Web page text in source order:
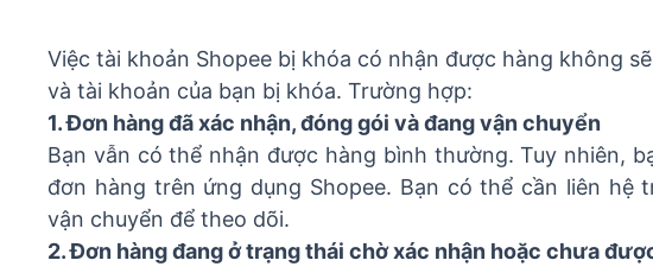
Việc tài khoản Shopee bị khóa có nhận được hàng không
và tài khoản của bạn bị khóa. Trường hợp:
1. Đơn hàng đã xác nhận, đóng gói và đang vận chuyển
Bạn vẫn có thể nhận được hàng bình thường. Tuy nhiên,
đơn hàng trên ứng dụng Shopee. Bạn có thể cần liên hệ
vận chuyển để theo dõi.
2. Đơn hàng đang ở trạng thái chờ xác nhận hoặc chưa